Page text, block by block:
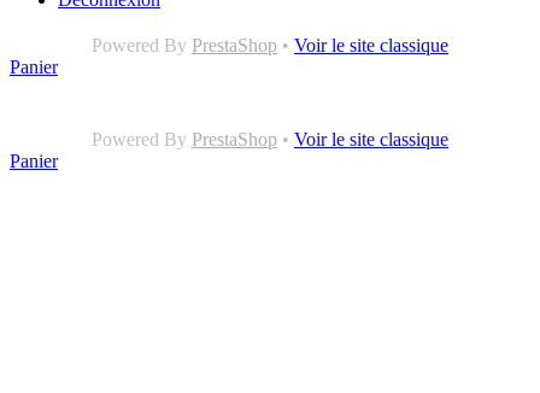
Powered By PrestaShop • Voir le site classique
Panier
Powered By PrestaShop • Voir le site classique
Panier